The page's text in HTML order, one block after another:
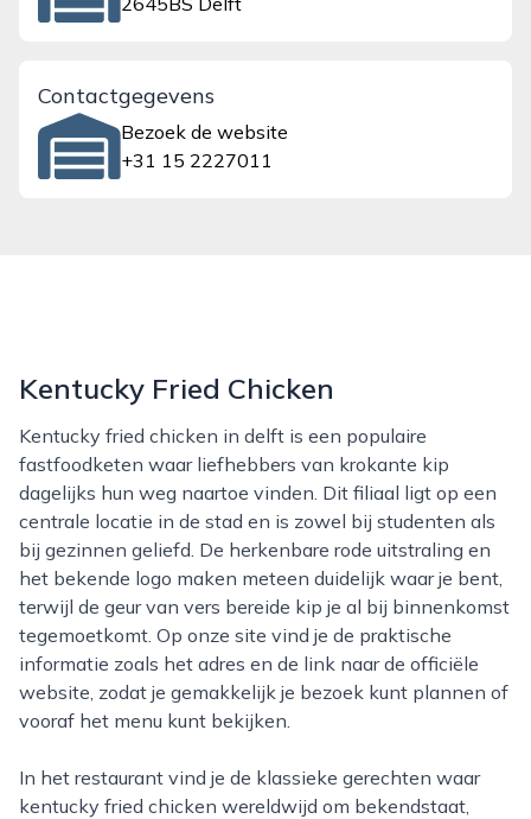
Contactgegevens
Bezoek de website
+31 15 2227011
Kentucky Fried Chicken
Kentucky fried chicken in delft is een populaire
fastfoodketen waar liefhebbers van krokante kip
dagelijks hun weg naartoe vinden. Dit filiaal ligt op een
centrale locatie in de stad en is zowel bij studenten als
bij gezinnen geliefd. De herkenbare rode uitstraling en
het bekende logo maken meteen duidelijk waar je bent,
terwijl de geur van vers bereide kip je al bij binnenkomst
tegemoetkomt. Op onze site vind je de praktische
informatie zoals het adres en de link naar de officiële
website, zodat je gemakkelijk je bezoek kunt plannen of
vooraf het menu kunt bekijken.
In het restaurant vind je de klassieke gerechten waar
kentucky fried chicken wereldwijd om bekendstaat,